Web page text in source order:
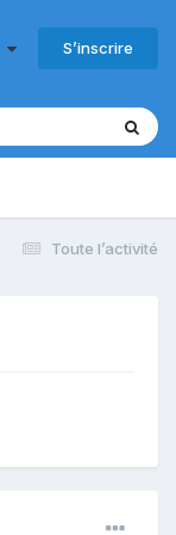
S’inscrire
Toute l’activité